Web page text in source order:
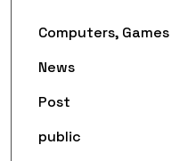
Computers, Games
News
Post
public